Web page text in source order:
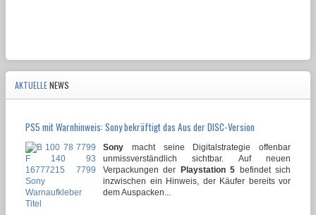
AKTUELLENEWS
PS5 mit Warnhinweis: Sony bekräftigt das Aus der DISC-Version
Sony macht seine Digitalstrategie offenbar
unmissverständlich sichtbar. Auf neuen
Verpackungen der Playstation 5 befindet sich
inzwischen ein Hinweis, der Käufer bereits vor
dem Auspacken...